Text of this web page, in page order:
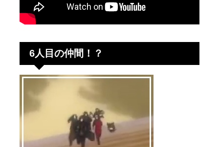
6人目の仲間！？